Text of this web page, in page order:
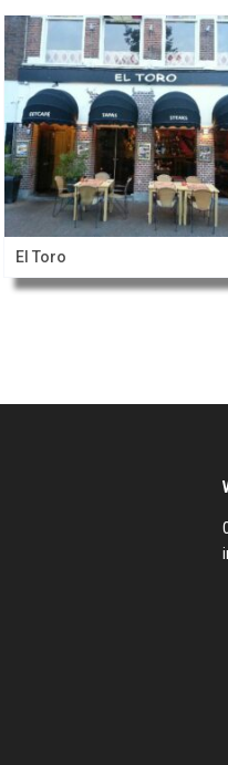
El Toro